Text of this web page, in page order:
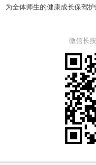
为全体师生的健康成长保驾护
微信长